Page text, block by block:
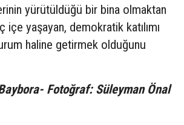
yürütüldüğü bir bina olmaktan
içe yaşayan, demokratik katılımı
haline getirmek olduğunu
Fotoğraf: Süleyman Önal